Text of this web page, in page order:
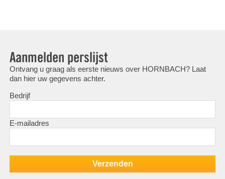
Aanmelden perslijst
Ontvang u graag als eerste nieuws over HORNBACH? Laat
dan hier uw gegevens achter.
Bedrijf
E-mailadres